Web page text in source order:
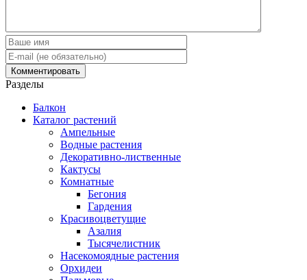
Разделы
Балкон
Каталог растений
Ампельные
Водные растения
Декоративно-лиственные
Кактусы
Комнатные
Бегония
Гардения
Красивоцветущие
Азалия
Тысячелистник
Насекомоядные растения
Орхидеи